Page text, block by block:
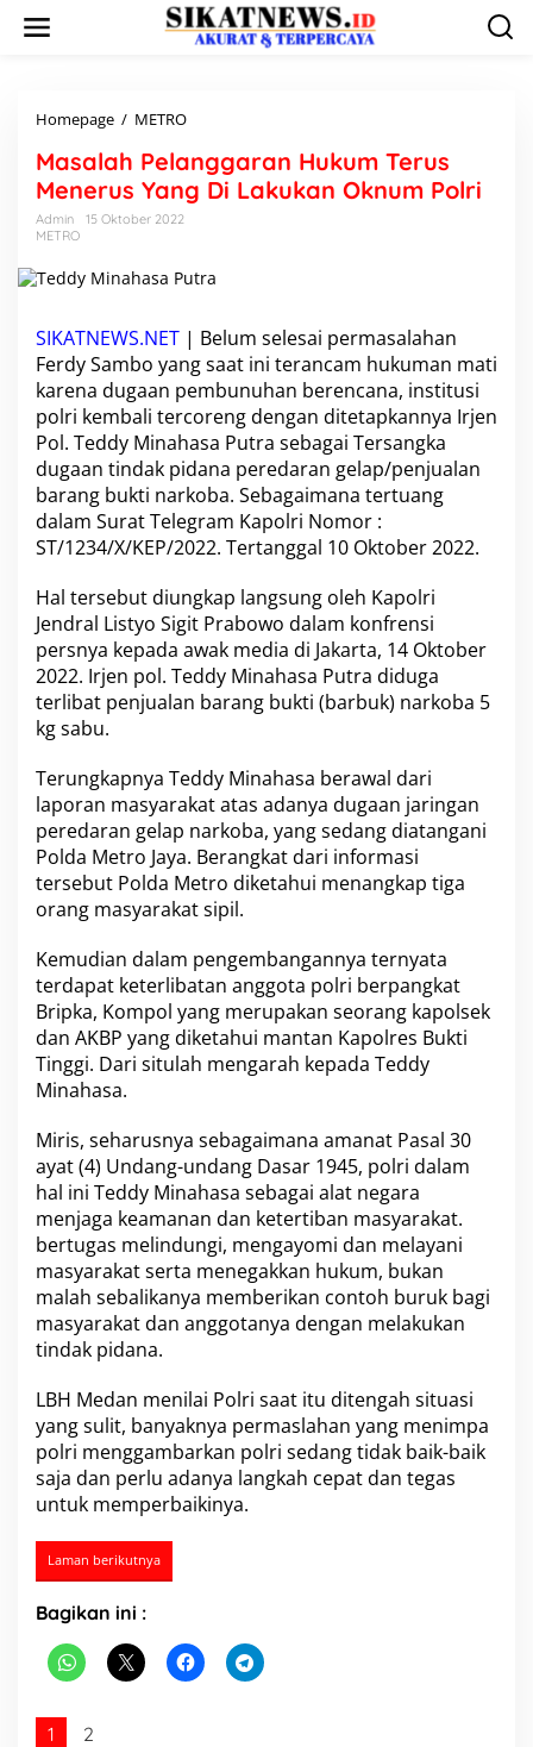
Homepage / METRO
s
a
l
P
e
a
n
g
g
a
r
a
n
H
u
k
m
T
e
r
u
s
e
r
u
Y
a
n
D
L
a
k
u
O
k
n
u
m
P
o
l
r
Masalah Pelanggaran Hukum Terus
Menerus Yang Di Lakukan Oknum Polri
Admin
15 Oktober 2022
METRO
SIKATNEWS.NET | Belum selesai permasalahan
Ferdy Sambo yang saat ini terancam hukuman mati
karena dugaan pembunuhan berencana, institusi
polri kembali tercoreng dengan ditetapkannya Irjen
Pol. Teddy Minahasa Putra sebagai Tersangka
dugaan tindak pidana peredaran gelap/penjualan
barang bukti narkoba. Sebagaimana tertuang
dalam Surat Telegram Kapolri Nomor :
ST/1234/X/KEP/2022. Tertanggal 10 Oktober 2022.
Hal tersebut diungkap langsung oleh Kapolri
Jendral Listyo Sigit Prabowo dalam konfrensi
persnya kepada awak media di Jakarta, 14 Oktober
2022. Irjen pol. Teddy Minahasa Putra diduga
terlibat penjualan barang bukti (barbuk) narkoba 5
kg sabu.
Terungkapnya Teddy Minahasa berawal dari
laporan masyarakat atas adanya dugaan jaringan
peredaran gelap narkoba, yang sedang diatangani
Polda Metro Jaya. Berangkat dari informasi
tersebut Polda Metro diketahui menangkap tiga
orang masyarakat sipil.
Kemudian dalam pengembangannya ternyata
terdapat keterlibatan anggota polri berpangkat
Bripka, Kompol yang merupakan seorang kapolsek
dan AKBP yang diketahui mantan Kapolres Bukti
Tinggi. Dari situlah mengarah kepada Teddy
Minahasa.
Miris, seharusnya sebagaimana amanat Pasal 30
ayat (4) Undang-undang Dasar 1945, polri dalam
hal ini Teddy Minahasa sebagai alat negara
menjaga keamanan dan ketertiban masyarakat.
bertugas melindungi, mengayomi dan melayani
masyarakat serta menegakkan hukum, bukan
malah sebalikanya memberikan contoh buruk bagi
masyarakat dan anggotanya dengan melakukan
tindak pidana.
LBH Medan menilai Polri saat itu ditengah situasi
yang sulit, banyaknya permaslahan yang menimpa
polri menggambarkan polri sedang tidak baik-baik
saja dan perlu adanya langkah cepat dan tegas
untuk memperbaikinya.
Laman berikutnya
Bagikan ini :
1 2